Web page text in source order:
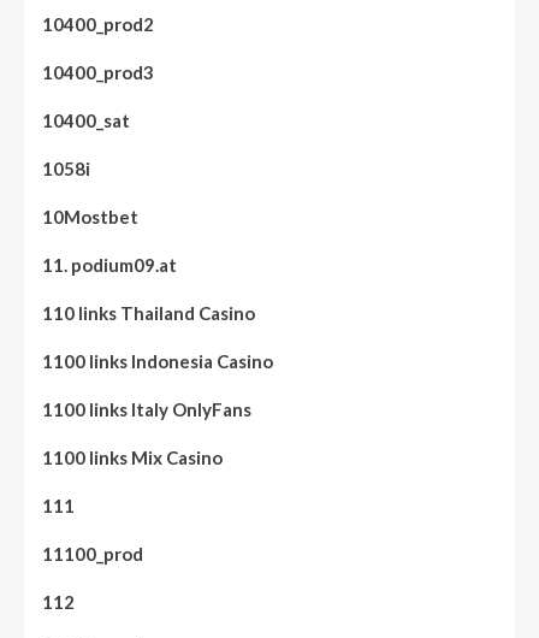
10400_prod2
10400_prod3
10400_sat
1058i
10Mostbet
11. podium09.at
110 links Thailand Casino
1100 links Indonesia Casino
1100 links Italy OnlyFans
1100 links Mix Casino
111
11100_prod
112